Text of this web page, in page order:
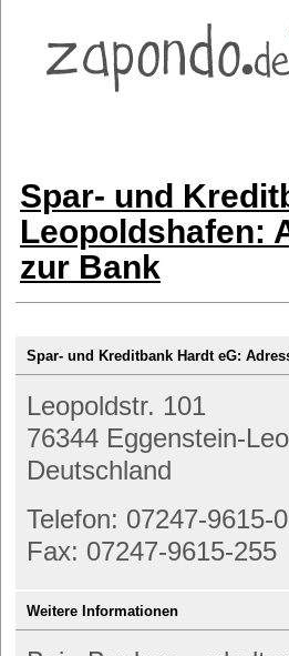
Spar- und
Leopoldshafen:
zur Bank
Spar- und Kreditbank Hardt eG:
Leopoldstr. 101
76344 Eggenstein-
Deutschland
Telefon: 07247-9615-0
Fax: 07247-9615-255
Weitere Informationen